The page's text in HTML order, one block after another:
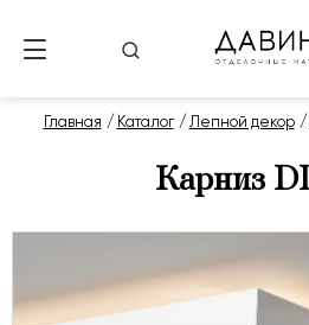
Главная Каталог Лепной декор
Карниз